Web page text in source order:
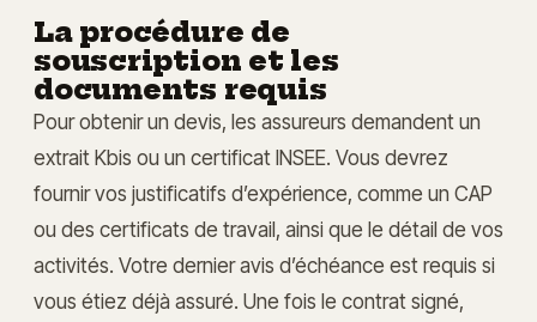
La procédure de
souscription et les
documents requis
Pour obtenir un devis, les assureurs demandent un
extrait Kbis ou un certificat INSEE. Vous devrez
fournir vos justificatifs d’expérience, comme un CAP
ou des certificats de travail, ainsi que le détail de vos
activités. Votre dernier avis d’échéance est requis si
vous étiez déjà assuré. Une fois le contrat signé,